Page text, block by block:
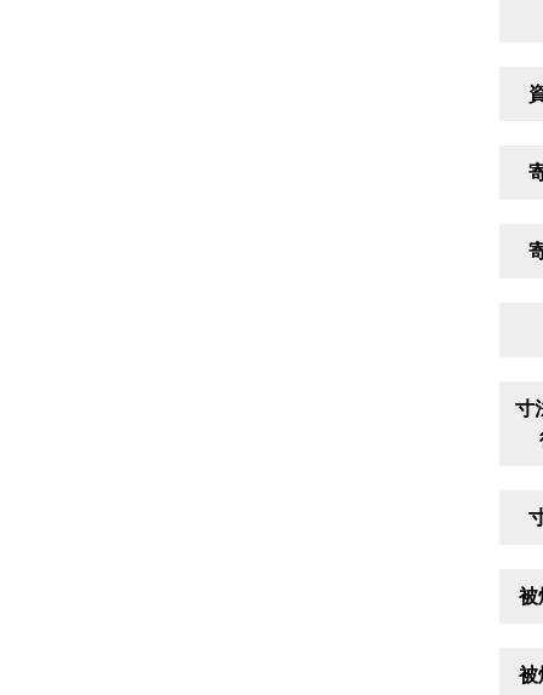
寸
被
被